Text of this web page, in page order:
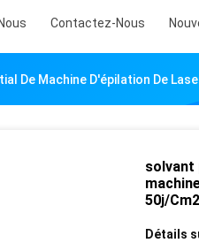
Contactez-Nous
De Machine D'épilation De
solvant
50j/
Détails